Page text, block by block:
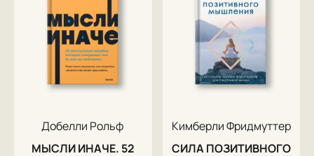
Добелли Рольф
МЫСЛИ ИНАЧЕ. 52
Кимберли Фридмуттер
СИЛА ПОЗИТИВНОГО